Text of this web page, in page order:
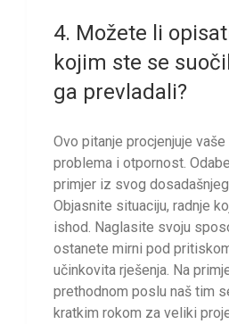
4. Možete li
kojim ste se
ga prevladali?
Ovo pitanje procjenjuje
problema i otpornost.
primjer iz svog
Objasnite situaciju, radnje
ishod. Naglasite svoju
ostanete mirni pod
učinkovita rješenja. Na
prethodnom poslu naš tim
kratkim rokom za veliki